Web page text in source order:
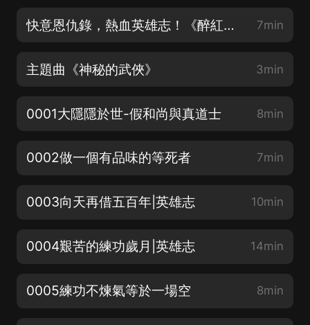
快意恩仇錄，熱血英雄志！《醉紅塵、獨自在風雨中》 7min
主題曲《神秘的武俠》 3min
0001大隱隱於世-假和尚與真道士 8min
0002做一個有品味的等死者 7min
0003向天再借五百年|英雄志 10min
0004艱苦的練功歲月|英雄志 14min
0005練功不煉氣等於一場空 8min